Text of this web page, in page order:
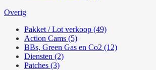
Overig
Pakket / Lot verkoop (49)
Action Cams (5)
BBs, Green Gas en Co2 (12)
Diensten (2)
Patches (3)